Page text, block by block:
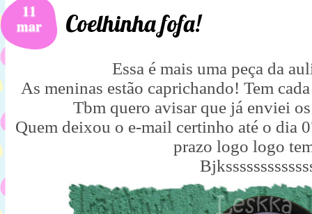
11
mar Coelhinha fofa!
Essa é mais uma peça da
As meninas estão caprichando! Tem
Tbm quero avisar que já enviei
Quem deixou o e-mail certinho até o dia
prazo logo logo